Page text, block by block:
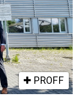
PROFF